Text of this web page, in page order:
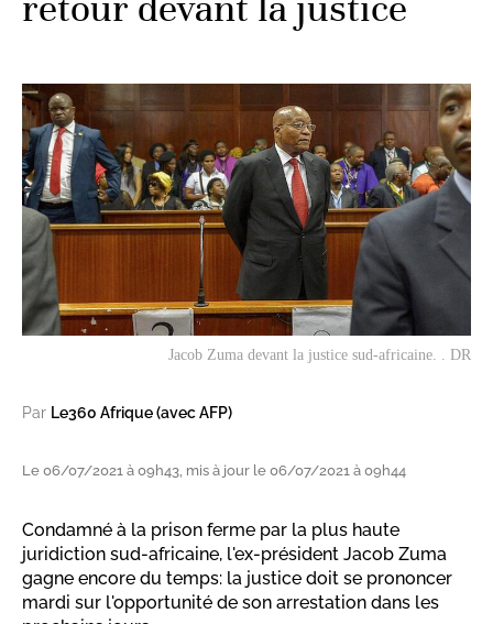
Jacob Zuma devant la justice sud-africaine. . DR
Par Le360 Afrique (avec AFP)
Le 06/07/2021 à 09h43, mis à jour le 06/07/2021 à 09h44
Condamné à la prison ferme par la plus haute
juridiction sud-africaine, l'ex-président Jacob Zuma
gagne encore du temps: la justice doit se prononcer
mardi sur l'opportunité de son arrestation dans les